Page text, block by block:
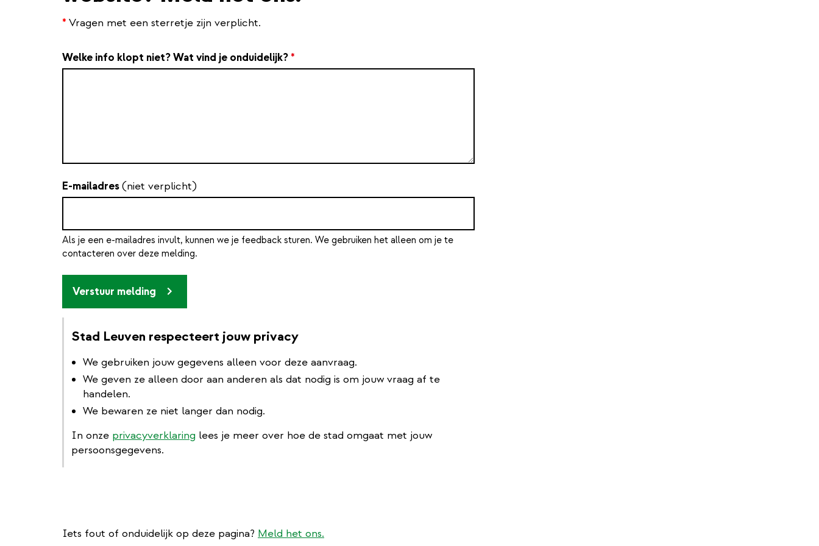
* Vragen met een sterretje zijn verplicht.
Welke info klopt niet? Wat vind je onduidelijk? *
E-mailadres(niet verplicht)
Als je een e-mailadres invult, kunnen we je feedback sturen. We gebruiken het alleen om je te
contacteren over deze melding.
Verstuur melding
Stad Leuven respecteert jouw privacy
We gebruiken jouw gegevens alleen voor deze aanvraag.
We geven ze alleen door aan anderen als dat nodig is om jouw vraag af te
handelen.
We bewaren ze niet langer dan nodig.
In onze privacyverklaring lees je meer over hoe de stad omgaat met jouw
persoonsgegevens.
Iets fout of onduidelijk op deze pagina? Meld het ons.